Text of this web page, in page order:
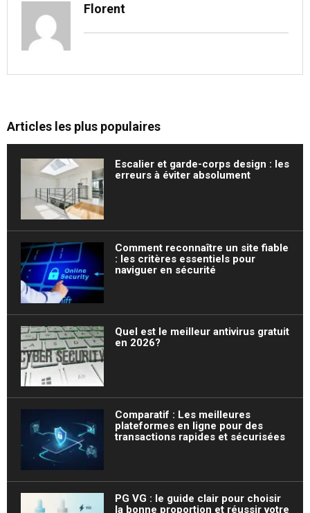
Florent
Articles les plus populaires
Escalier et garde-corps design : les
erreurs à éviter absolument
Comment reconnaître un site fiable
: les critères essentiels pour
naviguer en sécurité
Quel est le meilleur antivirus gratuit
en 2026?
Comparatif : Les meilleures
plateformes en ligne pour des
transactions rapides et sécurisées
PG VG : le guide clair pour choisir
la bonne proportion et réussir votre